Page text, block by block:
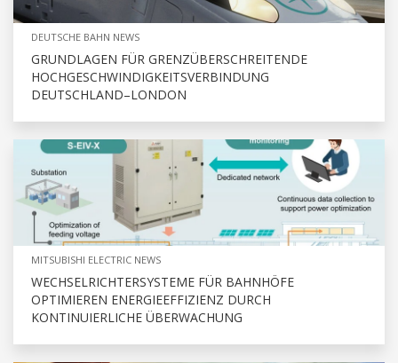
DEUTSCHE BAHN NEWS
GRUNDLAGEN FÜR GRENZÜBERSCHREITENDE
HOCHGESCHWINDIGKEITSVERBINDUNG
DEUTSCHLAND–LONDON
MITSUBISHI ELECTRIC NEWS
WECHSELRICHTERSYSTEME FÜR BAHNHÖFE
OPTIMIEREN ENERGIEEFFIZIENZ DURCH
KONTINUIERLICHE ÜBERWACHUNG